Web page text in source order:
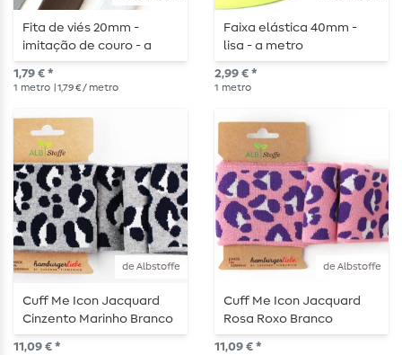
Fita de viés 20mm -
imitação de couro - a
metro
1,79 € *
1 metro | 1,79 € / metro
Faixa elástica 40mm -
lisa - a metro
2,99 € *
1 metro
de Albstoffe
Cuff Me Icon Jacquard
Cinzento Marinho Branco
11,09 € *
de Albstoffe
Cuff Me Icon Jacquard
Rosa Roxo Branco
11,09 € *